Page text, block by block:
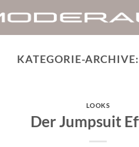
KATEGORIE-ARCHIVE:
LOOKS
Der Jumpsuit